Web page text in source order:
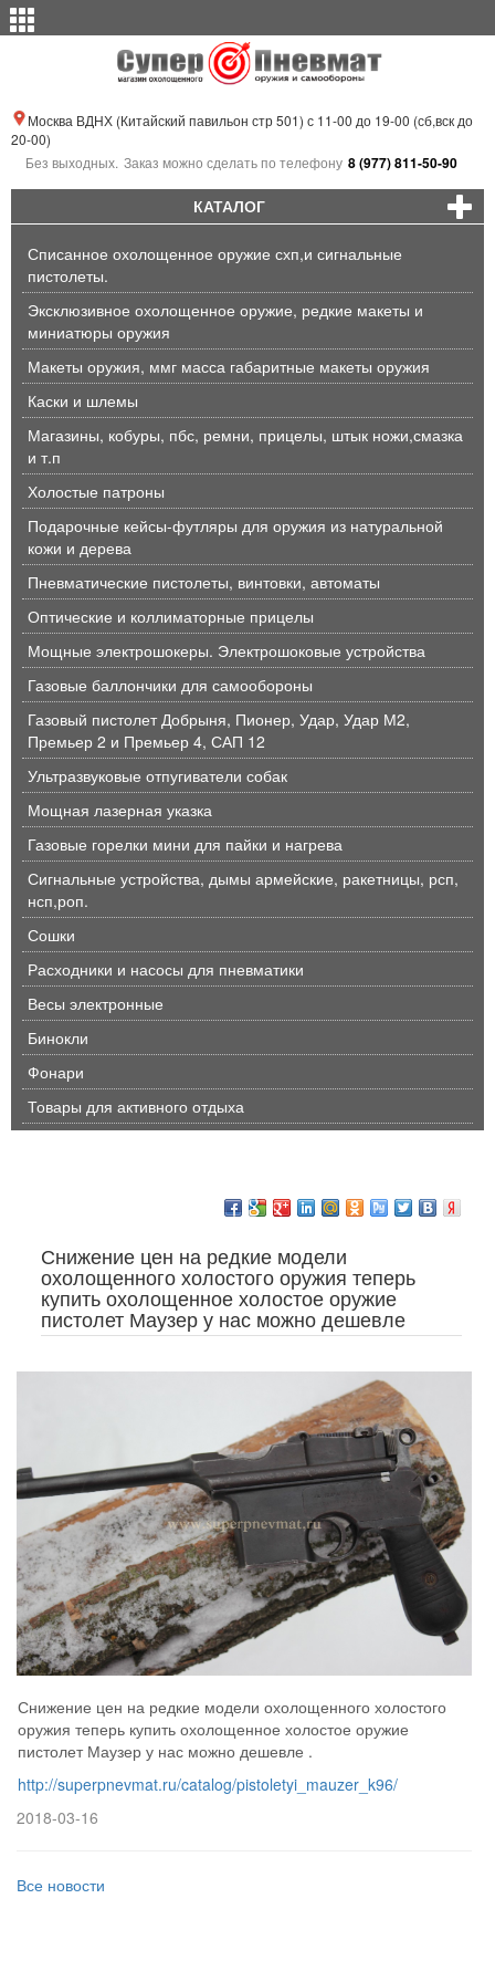
Москва ВДНХ (Китайский павильон стр 501) с 11-00 до 19-00 (сб,вск до
20-00)
Без выходных. Заказ можно сделать по телефону 8 (977) 811-50-90
КАТАЛОГ
Списанное охолощенное оружие схп,и сигнальные
пистолеты.
Эксклюзивное охолощенное оружие, редкие макеты и
миниатюры оружия
Макеты оружия, ммг масса габаритные макеты оружия
Каски и шлемы
Магазины, кобуры, пбс, ремни, прицелы, штык ножи,смазка
и т.п
Холостые патроны
Подарочные кейсы-футляры для оружия из натуральной
кожи и дерева
Пневматические пистолеты, винтовки, автоматы
Оптические и коллиматорные прицелы
Мощные электрошокеры. Электрошоковые устройства
Газовые баллончики для самообороны
Газовый пистолет Добрыня, Пионер, Удар, Удар М2,
Премьер 2 и Премьер 4, САП 12
Ультразвуковые отпугиватели собак
Мощная лазерная указка
Газовые горелки мини для пайки и нагрева
Сигнальные устройства, дымы армейские, ракетницы, рсп,
нсп,роп.
Сошки
Расходники и насосы для пневматики
Весы электронные
Бинокли
Фонари
Товары для активного отдыха
Снижение цен на редкие модели
охолощенного холостого оружия теперь
купить охолощенное холостое оружие
пистолет Маузер у нас можно дешевле
Снижение цен на редкие модели охолощенного холостого
оружия теперь купить охолощенное холостое оружие
пистолет Маузер у нас можно дешевле .
http://superpnevmat.ru/catalog/pistoletyi_mauzer_k96/
2018-03-16
Все новости